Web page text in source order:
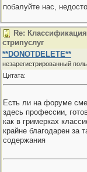
побалуйте нас,
Re:
стрипуслуг
**DONOTDELETE**
незарегистрированный
Цитата:
Есть ли на форуме
здесь профессии,
как в гримерках
крайне благодарен за
содержания